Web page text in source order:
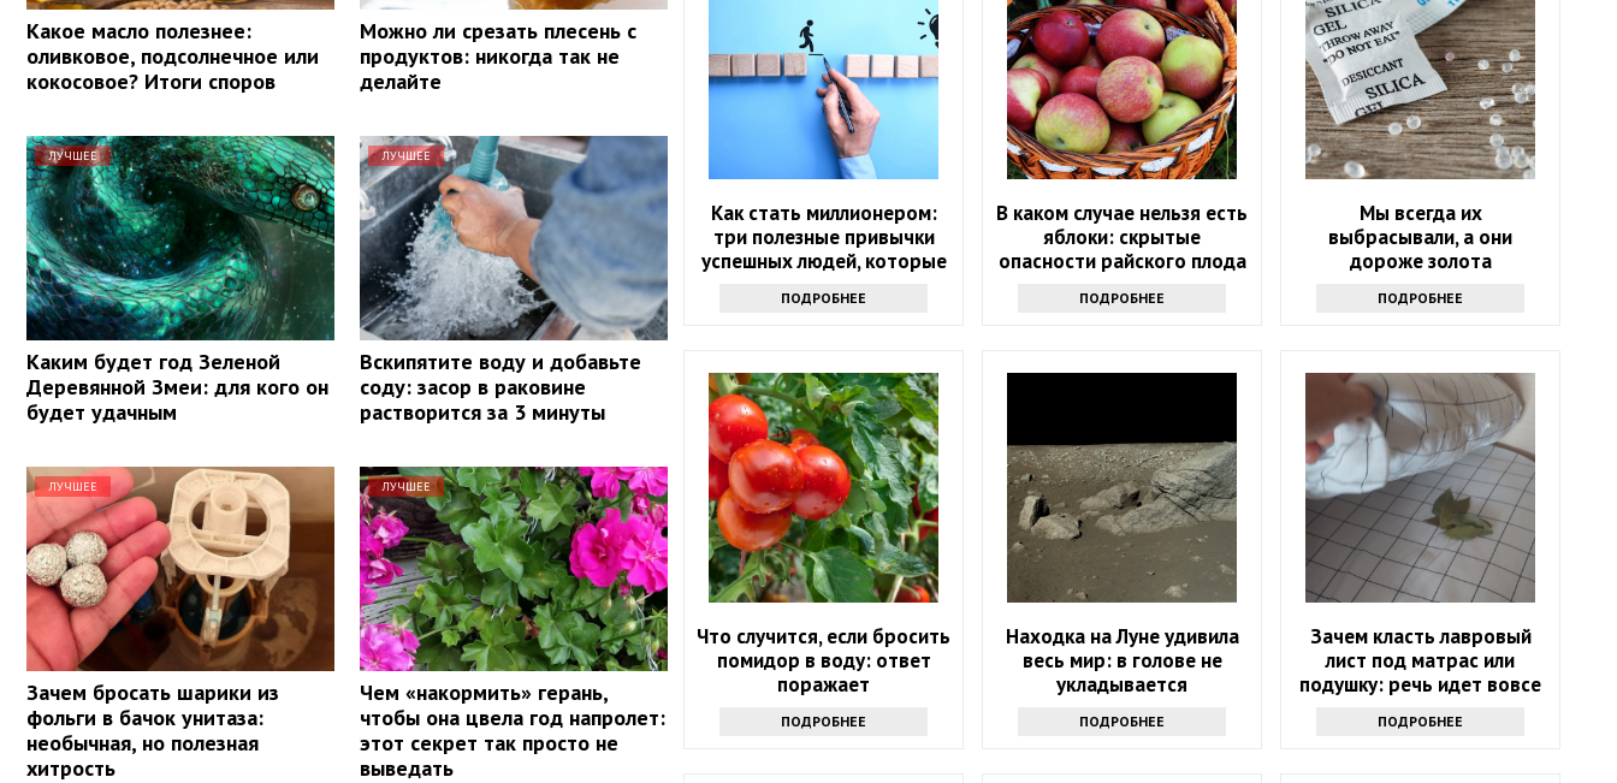
Какое масло полезнее:
оливковое, подсолнечное или
кокосовое? Итоги споров
Можно ли срезать плесень с
продуктов: никогда так не
делайте
ЛУЧШЕЕ
Каким будет год Зеленой
Деревянной Змеи: для кого он
будет удачным
ЛУЧШЕЕ
Вскипятите воду и добавьте
соду: засор в раковине
растворится за 3 минуты
ЛУЧШЕЕ
Зачем бросать шарики из
фольги в бачок унитаза:
необычная, но полезная
хитрость
ЛУЧШЕЕ
Чем «накормить» герань,
чтобы она цвела год напролет:
этот секрет так просто не
выведать
Как стать миллионером:
три полезные привычки
успешных людей, которые
ПОДРОБНЕЕ
В каком случае нельзя есть
яблоки: скрытые
опасности райского плода
ПОДРОБНЕЕ
Мы всегда их
выбрасывали, а они
дороже золота
ПОДРОБНЕЕ
Что случится, если бросить
помидор в воду: ответ
поражает
ПОДРОБНЕЕ
Находка на Луне удивила
весь мир: в голове не
укладывается
ПОДРОБНЕЕ
Зачем класть лавровый
лист под матрас или
подушку: речь идет вовсе
ПОДРОБНЕЕ